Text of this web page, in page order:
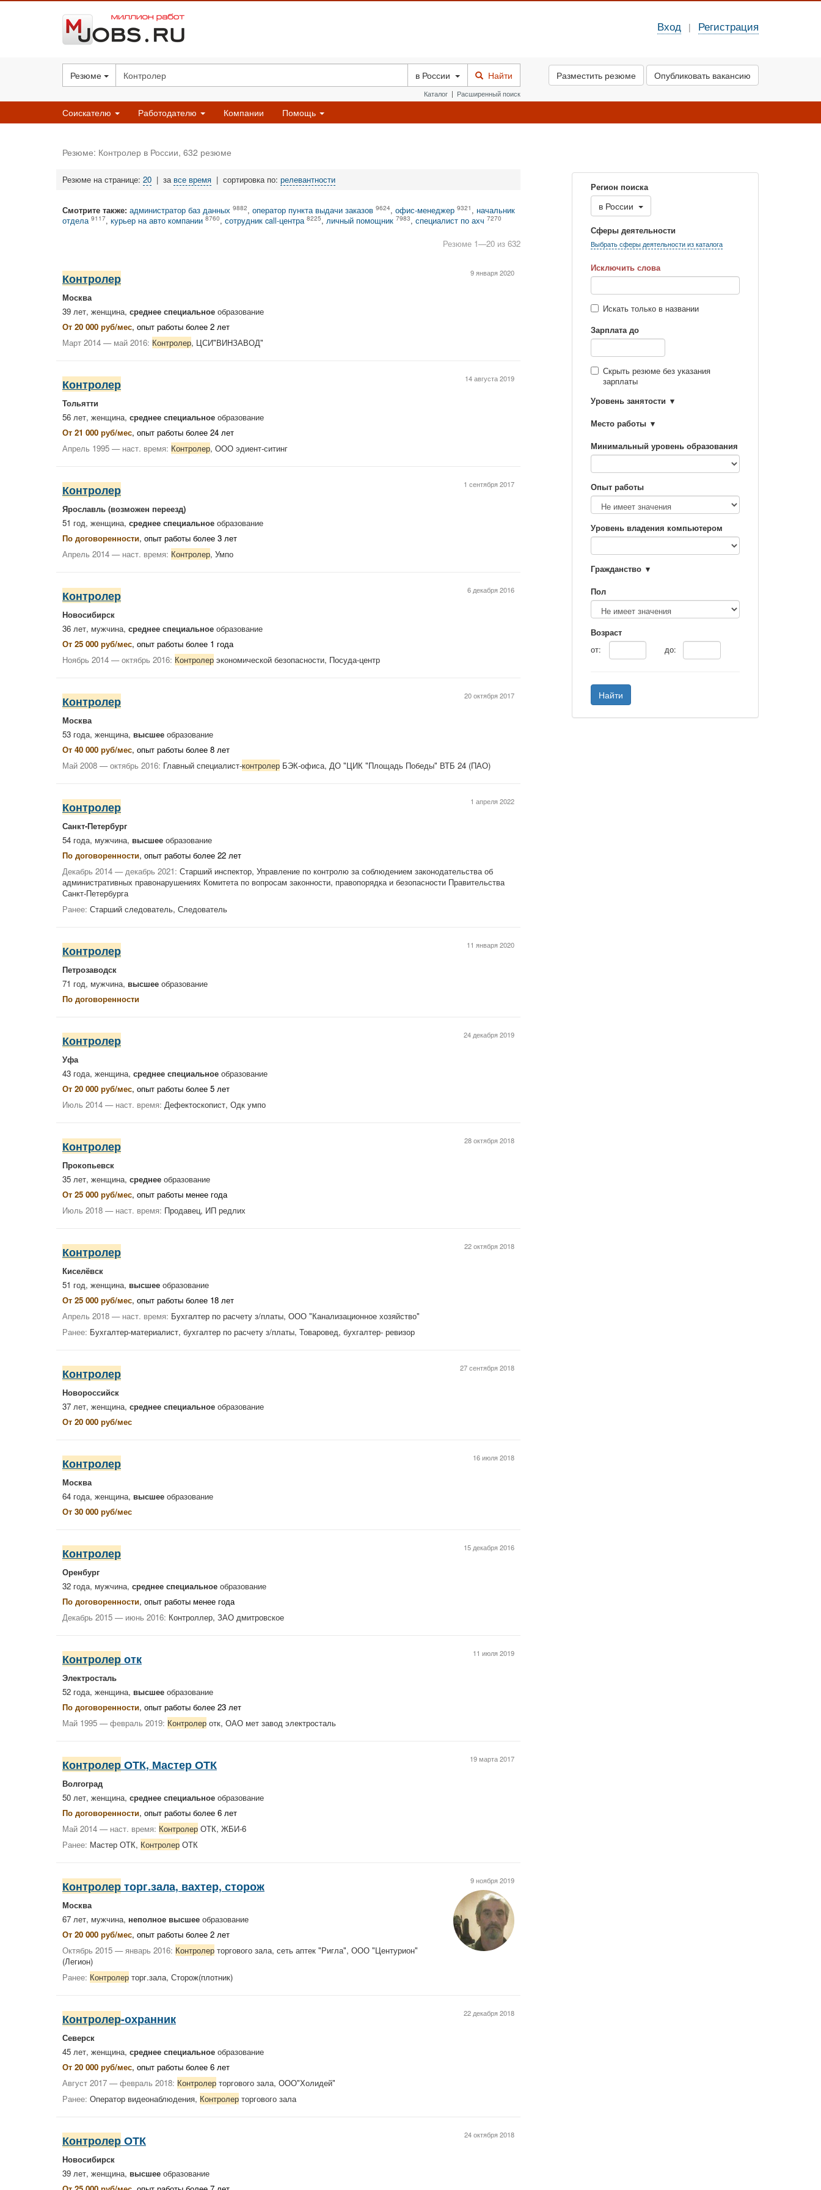
Вход | Регистрация
Резюме в России Найти
Каталог | Расширенный поиск
Разместить резюме Опубликовать вакансию
Соискателю Работодателю Компании Помощь
Резюме: Контролер в России, 632 резюме
Резюме на странице: 20 | за все время | сортировка по: релевантности
Смотрите также: администратор баз данных 9882, оператор пункта выдачи заказов 9624, офис-менеджер 9321 , начальник
отдела 9117, курьер на авто компании 8760, сотрудник call-центра 8225, личный помощник 7983, специалист по ахч 7270
Резюме 1—20 из 632
9 января 2020
Контролер
Москва
39 лет, женщина, среднее специальное образование
От 20 000 руб/мес, опыт работы более 2 лет
Март 2014 — май 2016: Контролер, ЦСИ"ВИНЗАВОД"
14 августа 2019
Контролер
Тольятти
56 лет, женщина, среднее специальное образование
От 21 000 руб/мес, опыт работы более 24 лет
Апрель 1995 — наст. время: Контролер, ООО эдиент-ситинг
1 сентября 2017
Контролер
Ярославль (возможен переезд)
51 год, женщина, среднее специальное образование
По договоренности, опыт работы более 3 лет
Апрель 2014 — наст. время: Контролер, Умпо
6 декабря 2016
Контролер
Новосибирск
36 лет, мужчина, среднее специальное образование
От 25 000 руб/мес, опыт работы более 1 года
Ноябрь 2014 — октябрь 2016: Контролер экономической безопасности, Посуда-центр
20 октября 2017
Контролер
Москва
53 года, женщина, высшее образование
От 40 000 руб/мес, опыт работы более 8 лет
Май 2008 — октябрь 2016: Главный специалист-контролер БЭК-офиса, ДО "ЦИК "Площадь Победы" ВТБ 24 (ПАО)
1 апреля 2022
Контролер
Санкт-Петербург
54 года, мужчина, высшее образование
По договоренности, опыт работы более 22 лет
Декабрь 2014 — декабрь 2021: Старший инспектор, Управление по контролю за соблюдением законодательства об
административных правонарушениях Комитета по вопросам законности, правопорядка и безопасности Правительства
Санкт-Петербурга
Ранее: Старший следователь, Следователь
11 января 2020
Контролер
Петрозаводск
71 год, мужчина, высшее образование
По договоренности
24 декабря 2019
Контролер
Уфа
43 года, женщина, среднее специальное образование
От 20 000 руб/мес, опыт работы более 5 лет
Июль 2014 — наст. время: Дефектоскопист, Одк умпо
28 октября 2018
Контролер
Прокопьевск
35 лет, женщина, среднее образование
От 25 000 руб/мес, опыт работы менее года
Июль 2018 — наст. время: Продавец, ИП редлих
22 октября 2018
Контролер
Киселёвск
51 год, женщина, высшее образование
От 25 000 руб/мес, опыт работы более 18 лет
Апрель 2018 — наст. время: Бухгалтер по расчету з/платы, ООО "Канализационное хозяйство"
Ранее: Бухгалтер-материалист, бухгалтер по расчету з/платы, Товаровед, бухгалтер- ревизор
27 сентября 2018
Контролер
Новороссийск
37 лет, женщина, среднее специальное образование
От 20 000 руб/мес
16 июля 2018
Контролер
Москва
64 года, женщина, высшее образование
От 30 000 руб/мес
15 декабря 2016
Контролер
Оренбург
32 года, мужчина, среднее специальное образование
По договоренности, опыт работы менее года
Декабрь 2015 — июнь 2016: Контроллер, ЗАО дмитровское
11 июля 2019
Контролер отк
Электросталь
52 года, женщина, высшее образование
По договоренности, опыт работы более 23 лет
Май 1995 — февраль 2019: Контролер отк, ОАО мет завод электросталь
19 марта 2017
Контролер ОТК, Мастер ОТК
Волгоград
50 лет, женщина, среднее специальное образование
По договоренности, опыт работы более 6 лет
Май 2014 — наст. время: Контролер ОТК, ЖБИ-6
Ранее: Мастер ОТК, Контролер ОТК
9 ноября 2019
Контролер торг.зала, вахтер, сторож
Москва
67 лет, мужчина, неполное высшее образование
От 20 000 руб/мес, опыт работы более 2 лет
Октябрь 2015 — январь 2016: Контролер торгового зала, сеть аптек "Ригла", ООО "Центурион"
(Легион)
Ранее: Контролер торг.зала, Сторож(плотник)
22 декабря 2018
Контролер-охранник
Северск
45 лет, женщина, среднее специальное образование
От 20 000 руб/мес, опыт работы более 6 лет
Август 2017 — февраль 2018: Контролер торгового зала, ООО"Холидей"
Ранее: Оператор видеонаблюдения, Контролер торгового зала
24 октября 2018
Контролер ОТК
Новосибирск
39 лет, женщина, высшее образование
Регион поиска
в России
Сферы деятельности
Выбрать сферы деятельности из каталога
Исключить слова
Искать только в названии
Зарплата до
Скрыть резюме без указания
зарплаты
Уровень занятости
Место работы
Минимальный уровень образования
Опыт работы
Уровень владения компьютером
Гражданство
Пол
Возраст
от:
до:
Найти